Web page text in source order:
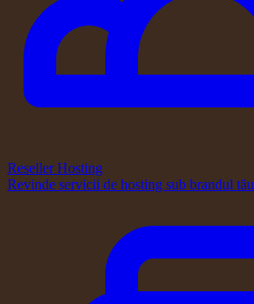
Reseller Hosting
Revinde servicii de hosting sub brandul tău